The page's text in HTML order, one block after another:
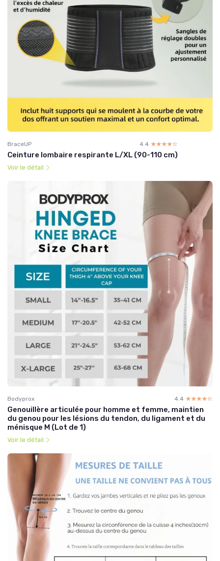
BraceUP 4.4 ☆☆☆☆☆
★★★★★
Ceinture lombaire respirante L/XL (90-110 cm)
Voir le détail
Bodyprox 4.4 ☆☆☆☆☆
★★★★★
Genouillère articulée pour homme et femme, maintien
du genou pour les lésions du tendon, du ligament et du
ménisque M (Lot de 1)
Voir le détail